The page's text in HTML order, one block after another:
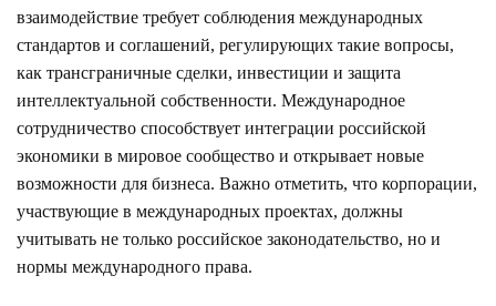
взаимодействие требует соблюдения международных
стандартов и соглашений, регулирующих такие вопросы,
как трансграничные сделки, инвестиции и защита
интеллектуальной собственности. Международное
сотрудничество способствует интеграции российской
экономики в мировое сообщество и открывает новые
возможности для бизнеса. Важно отметить, что корпорации,
участвующие в международных проектах, должны
учитывать не только российское законодательство, но и
нормы международного права.